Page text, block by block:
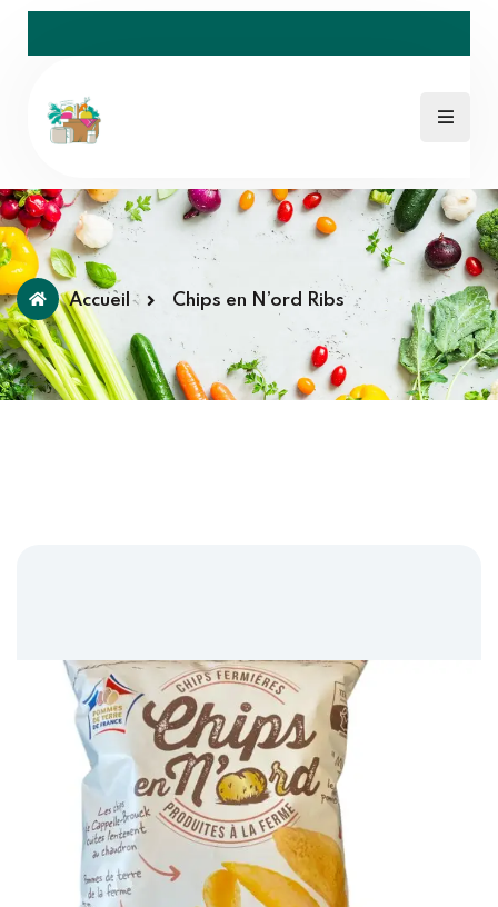
Accueil Chips en N’ord Ribs